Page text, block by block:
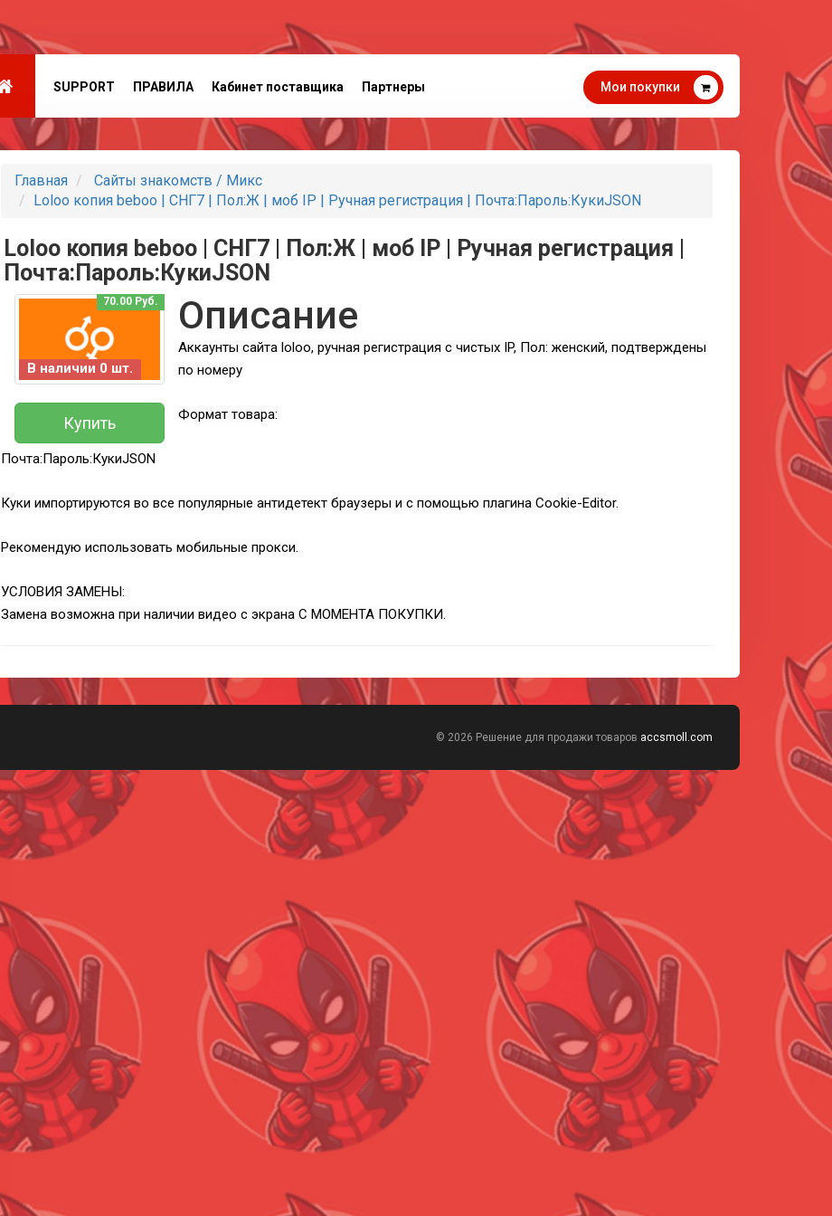
SUPPORT ПРАВИЛА Кабинет поставщика Партнеры Мои покупки
Главная
Сайты знакомств / Микс
Loloo копия beboo | СНГ7 | Пол:Ж | моб IP | Ручная регистрация | Почта:Пароль:КукиJSON
Loloo копия beboo | СНГ7 | Пол:Ж | моб IP | Ручная регистрация |
Почта:Пароль:КукиJSON
В наличии 0 шт.
70.00 Руб.
Купить
Описание
Аккаунты сайта loloo, ручная регистрация с чистых IP, Пол: женский, подтверждены
по номеру
Формат товара:
Почта:Пароль:КукиJSON
Куки импортируются во все популярные антидетект браузеры и с помощью плагина Cookie-Editor.
Рекомендую использовать мобильные прокси.
УСЛОВИЯ ЗАМЕНЫ:
Замена возможна при наличии видео с экрана С МОМЕНТА ПОКУПКИ.
© 2026 Решение для продажи товаров accsmoll.com
Сумма к оплате (без скидок)